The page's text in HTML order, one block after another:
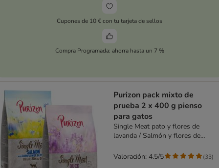
Cupones de 10 € con tu tarjeta de sellos
Compra Programada: ahorra hasta un 7 %
Purizon pack mixto de
prueba 2 x 400 g pienso
para gatos
Single Meat pato y flores de
lavanda / Salmón y flores de
Valoración: 4.5/5 (33)